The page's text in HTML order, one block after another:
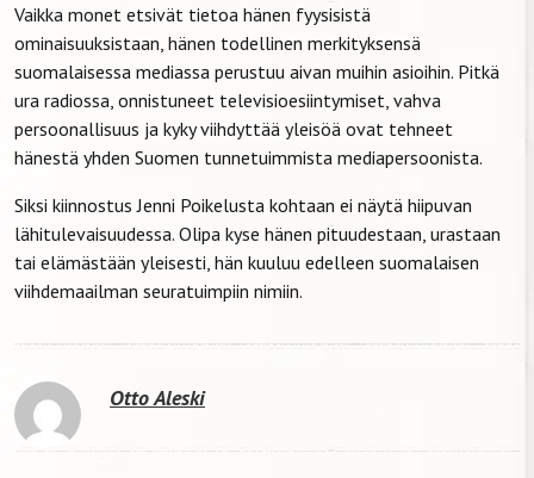
Vaikka monet etsivät tietoa hänen fyysisistä
ominaisuuksistaan, hänen todellinen merkityksensä
suomalaisessa mediassa perustuu aivan muihin asioihin. Pitkä
ura radiossa, onnistuneet televisioesiintymiset, vahva
persoonallisuus ja kyky viihdyttää yleisöä ovat tehneet
hänestä yhden Suomen tunnetuimmista mediapersoonista.
Siksi kiinnostus Jenni Poikelusta kohtaan ei näytä hiipuvan
lähitulevaisuudessa. Olipa kyse hänen pituudestaan, urastaan
tai elämästään yleisesti, hän kuuluu edelleen suomalaisen
viihdemaailman seuratuimpiin nimiin.
Otto Aleski